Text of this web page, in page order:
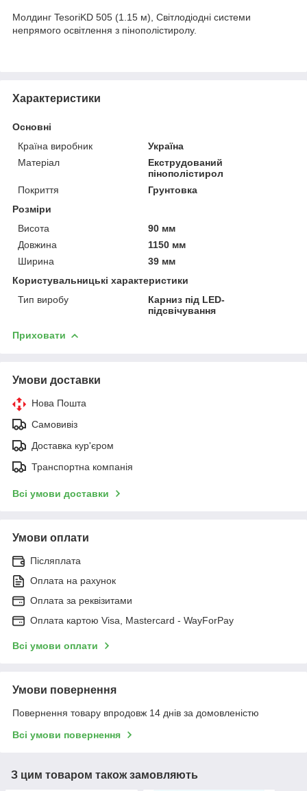
Молдинг TesoriKD 505 (1.15 м), Світлодіодні системи
непрямого освітлення з пінополістиролу.
Характеристики
Основні
Країна виробник
Україна
Матеріал
Екструдований
пінополістирол
Покриття
Грунтовка
Розміри
Висота
90 мм
Довжина
1150 мм
Ширина
39 мм
Користувальницькі характеристики
Тип виробу
Карниз під LED-
підсвічування
Приховати
Умови доставки
Нова Пошта
Самовивіз
Доставка кур'єром
Транспортна компанія
Всі умови доставки
Умови оплати
Післяплата
Оплата на рахунок
Оплата за реквізитами
Оплата картою Visa, Mastercard - WayForPay
Всі умови оплати
Умови повернення
Повернення товару впродовж 14 днів за домовленістю
Всі умови повернення
З цим товаром також замовляють